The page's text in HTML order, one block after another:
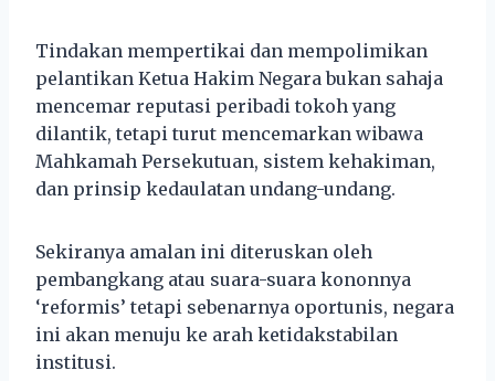
Tindakan mempertikai dan mempolimikan
pelantikan Ketua Hakim Negara bukan sahaja
mencemar reputasi peribadi tokoh yang
dilantik, tetapi turut mencemarkan wibawa
Mahkamah Persekutuan, sistem kehakiman,
dan prinsip kedaulatan undang-undang.
Sekiranya amalan ini diteruskan oleh
pembangkang atau suara-suara kononnya
‘reformis’ tetapi sebenarnya oportunis, negara
ini akan menuju ke arah ketidakstabilan
institusi.